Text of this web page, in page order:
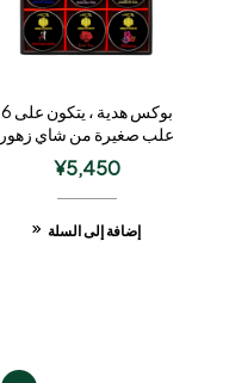
بوكس هدية ، يتكون على 6
علب صغيرة من شاي زهور
¥5,450
إضافة إلى السلة